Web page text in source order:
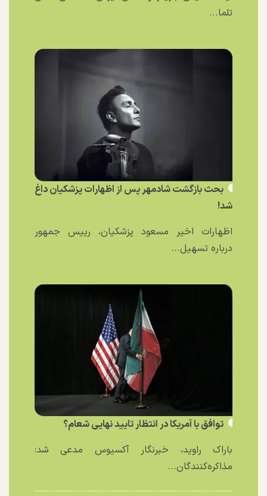
تلما...
بحث بازگشت شادمهر پس از اظهارات پزشکیان داغ
شد!
اظهارات اخیر مسعود پزشکیان، رییس جمهور
درباره تسهیل...
توافق با آمریکا در انتظار تایید نهایی شعام؟
باراک راوید، خبرنگار آکسیوس مدعی شد:
مذاکره‌کنندگان...